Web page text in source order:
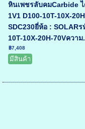
หินเพชรลับคมCarbide
1V1 D100-10T-10X-
SDC230ยี่ห้อ : SOLAR
10T-10X-20H-70Vความ
฿7,408
มีสินค้า